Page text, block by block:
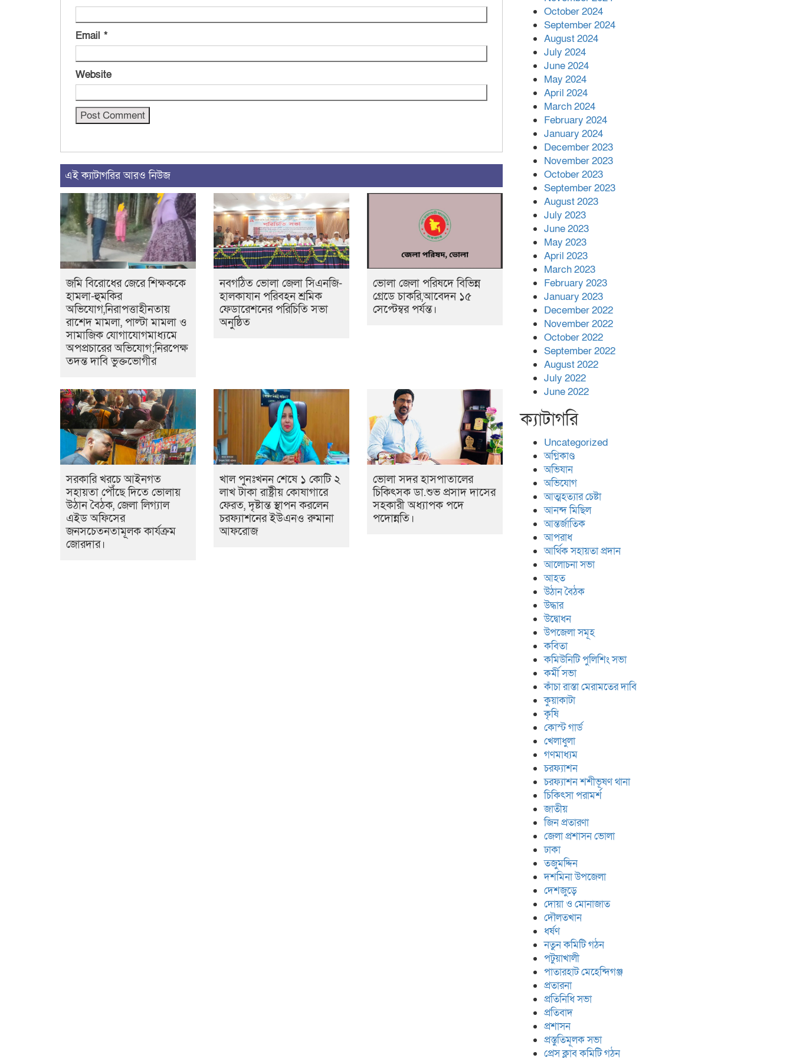
Email *
Website
এই ক্যাটাগরির আরও নিউজ
জমি বিরোধের জেরে শিক্ষককে
হামলা-হুমকির
অভিযোগ,নিরাপত্তাহীনতায়
রাশেদ মামলা, পাল্টা মামলা ও
সামাজিক যোগাযোগমাধ্যমে
অপপ্রচারের অভিযোগ;নিরপেক্ষ
তদন্ত দাবি ভুক্তভোগীর
নবগঠিত ভোলা জেলা সিএনজি-
হালকাযান পরিবহন শ্রমিক
ফেডারেশনের পরিচিতি সভা
অনুষ্ঠিত
ভোলা জেলা পরিষদে বিভিন্ন
গ্রেডে চাকরি,আবেদন ১৫
সেপ্টেম্বর পর্যন্ত।
সরকারি খরচে আইনগত
সহায়তা পৌঁছে দিতে ভোলায়
উঠান বৈঠক, জেলা লিগ্যাল
এইড অফিসের
জনসচেতনতামূলক কার্যক্রম
জোরদার।
খাল পুনঃখনন শেষে ১ কোটি ২
লাখ টাকা রাষ্ট্রীয় কোষাগারে
ফেরত, দৃষ্টান্ত স্থাপন করলেন
চরফ্যাশনের ইউএনও রুমানা
আফরোজ
ভোলা সদর হাসপাতালের
চিকিৎসক ডা.শুভ প্রসাদ দাসের
সহকারী অধ্যাপক পদে
পদোন্নতি।
October 2024
September 2024
August 2024
July 2024
June 2024
May 2024
April 2024
March 2024
February 2024
January 2024
December 2023
November 2023
October 2023
September 2023
August 2023
July 2023
June 2023
May 2023
April 2023
March 2023
February 2023
January 2023
December 2022
November 2022
October 2022
September 2022
August 2022
July 2022
June 2022
ক্যাটাগরি
Uncategorized
অগ্নিকাণ্ড
অভিযান
অভিযোগ
আত্মহত্যার চেষ্টা
আনন্দ মিছিল
আন্তর্জাতিক
আপরাধ
আর্থিক সহায়তা প্রদান
আলোচনা সভা
আহত
উঠান বৈঠক
উদ্ধার
উদ্বোধন
উপজেলা সমূহ
কবিতা
কমিউনিটি পুলিশিং সভা
কর্মী সভা
কাঁচা রাস্তা মেরামতের দাবি
কুয়াকাটা
কৃষি
কোস্ট গার্ড
খেলাধুলা
গণমাধ্যম
চরফ্যাশন
চরফ্যাশন শশীভূষণ থানা
চিকিৎসা পরামর্শ
জাতীয়
জিন প্রতারণা
জেলা প্রশাসন ভোলা
ঢাকা
তজুমদ্দিন
দশমিনা উপজেলা
দেশজুড়ে
দোয়া ও মোনাজাত
দৌলতখান
ধর্ষণ
নতুন কমিটি গঠন
পটুয়াখালী
পাতারহাট মেহেন্দিগঞ্জ
প্রতারনা
প্রতিনিধি সভা
প্রতিবাদ
প্রশাসন
প্রস্তুতিমূলক সভা
প্রেস ক্লাব কমিটি গঠন